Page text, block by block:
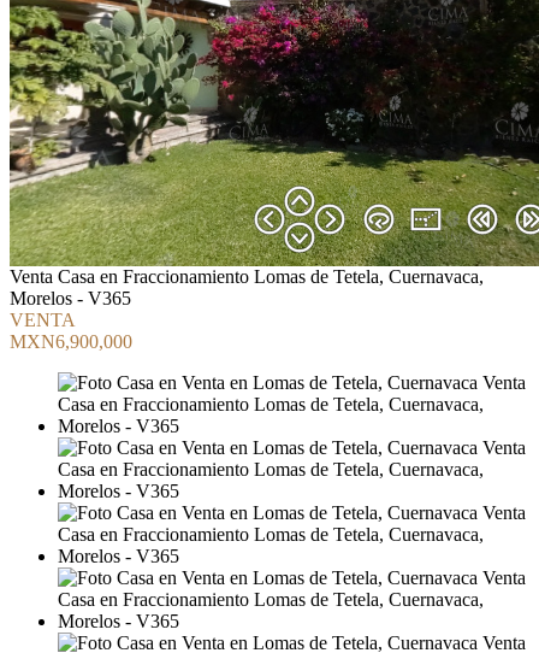
Venta Casa en Fraccionamiento Lomas de Tetela, Cuernavaca,
Morelos - V365
VENTA
MXN6,900,000